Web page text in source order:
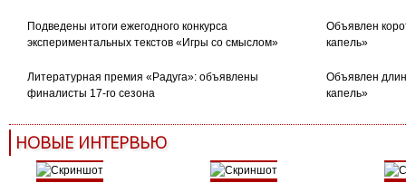
Подведены итоги ежегодного конкурса
экспериментальных текстов «Игры со смыслом»
Объявлен
капель»
Литературная премия «Радуга»: объявлены
финалисты 17-го сезона
Объявлен
капель»
НОВЫЕ ИНТЕРВЬЮ